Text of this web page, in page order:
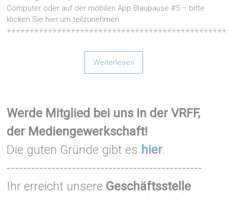
Computer oder auf der mobilen App Blaupause #5 – bitte
klicken Sie hier um teilzunehmen
Weiterlesen
Werde Mitglied bei uns in der VRFF,
der Mediengewerkschaft!
Die guten Gründe gibt es hier.
------------------------------------------------
Ihr erreicht unsere Geschäftsstelle